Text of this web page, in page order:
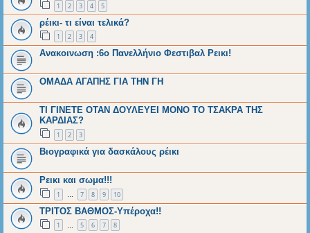
1 2 3 4 5
ρέικι- τι είναι τελικά?
1 2 3 4
Aνακοινωση :6ο Πανελλήνιο Φεστιβαλ Ρεικι!
ΟΜΑΔΑ ΑΓΑΠΗΣ ΓΙΑ ΤΗΝ ΓΗ
ΤΙ ΓΙΝΕΤΕ ΟΤΑΝ ΔΟΥΛΕΥΕΙ ΜΟΝΟ ΤΟ ΤΣΑΚΡΑ ΤΗΣ
ΚΑΡΔΙΑΣ?
1 2 3
Βιογραφικά για δασκάλους ρέικι
Ρεικι και σωμα!!!
1 … 7 8 9 10
ΤΡΙΤΟΣ ΒΑΘΜΟΣ-Υπέροχα!!
1 5 6 7 8